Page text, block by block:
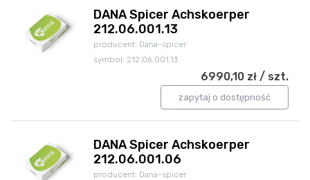
DANA Spicer Achskoerper
212.06.001.13
producent: Dana-spicer
symbol: 212.06.001.13
6990,10 zł / szt.
zapytaj o dostępność
DANA Spicer Achskoerper
212.06.001.06
producent: Dana-spicer